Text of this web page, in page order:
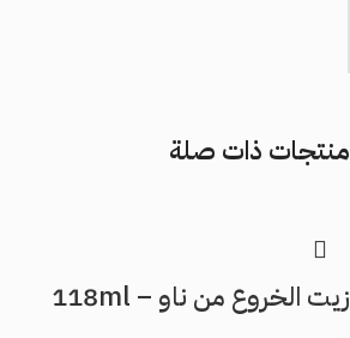
البريد الإلكتروني*
منتجات ذات صلة
زيت الخروع من ناو – 118ml